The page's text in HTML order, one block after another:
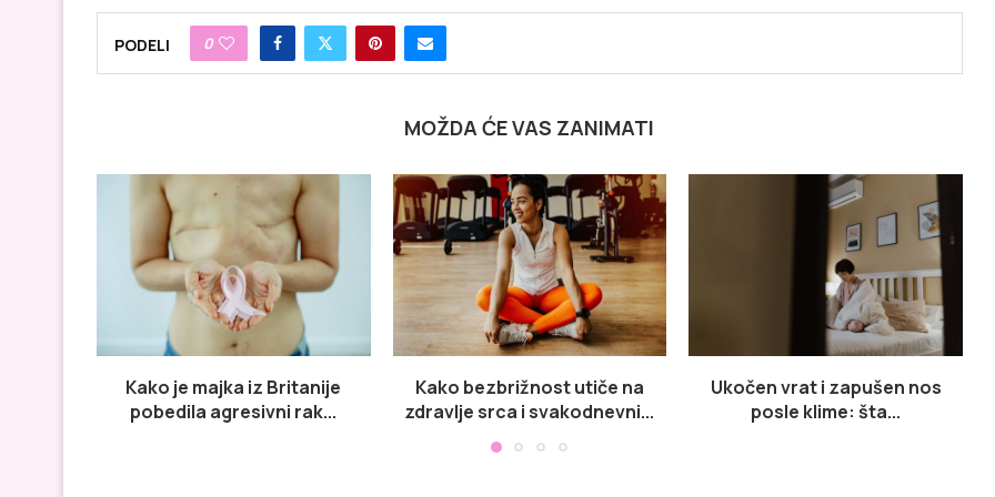
PODELI 0
MOŽDA ĆE VAS ZANIMATI
Kako je majka iz Britanije
pobedila agresivni rak...
Kako bezbrižnost utiče na
zdravlje srca i svakodnevni...
Ukočen vrat i zapušen nos
posle klime: šta...